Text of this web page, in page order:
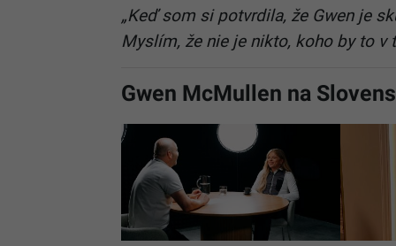
„Keď som si potvrdila, že Gwen je
Myslím, že nie je nikto, koho by to v
Gwen McMullen na